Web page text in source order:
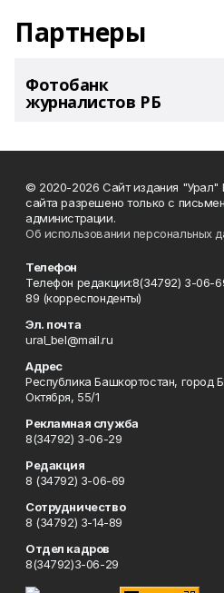
Партнеры
Фотобанк
журналистов РБ
© 2020-2026 Сайт издания "Урал"
сайта разрешено только с
администрации.
Об использовании персональных
Телефон
Телефон редакции:8(34792) 3-06-
89 (корреспонденты)
Эл. почта
ural_bel@mail.ru
Адрес
Республика Башкортостан, город
Октября, 55/1
Рекламная служба
8(34792) 3-06-29
Редакция
8 (34792) 3-06-69
Сотрудничество
8 (34792) 3-14-89
Отдел кадров
8(34792)3-06-29